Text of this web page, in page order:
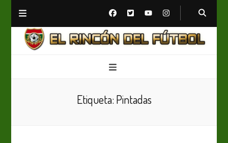
Etiqueta: Pintadas